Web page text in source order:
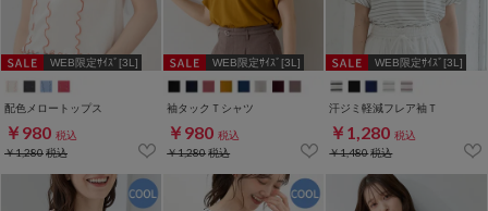
WEB限定ｻｲｽﾞ[3L]
配色メロートップス
￥980 税込
￥1,280税込
WEB限定ｻｲｽﾞ[3L]
袖タックＴシャツ
￥980 税込
￥1,280税込
WEB限定ｻｲｽﾞ[3L]
汗ジミ軽減フレア袖Ｔ
￥1,280 税込
￥1,480税込